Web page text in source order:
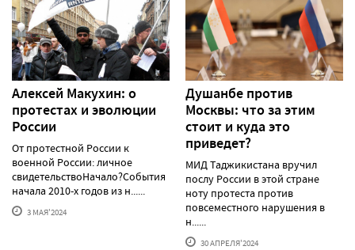
Алексей Макуxин: о
протестаx и эволюции
России
От протестной России к
военной России: личное
свидетельствоНачало?События
начала 2010-х годов из н......
3 МАЯ'2024
Душанбе против
Москвы: что за этим
стоит и куда это
приведет?
МИД Таджикистана вручил
послу России в этой стране
ноту протеста против
повсеместного нарушения в
н......
30 АПРЕЛЯ'2024